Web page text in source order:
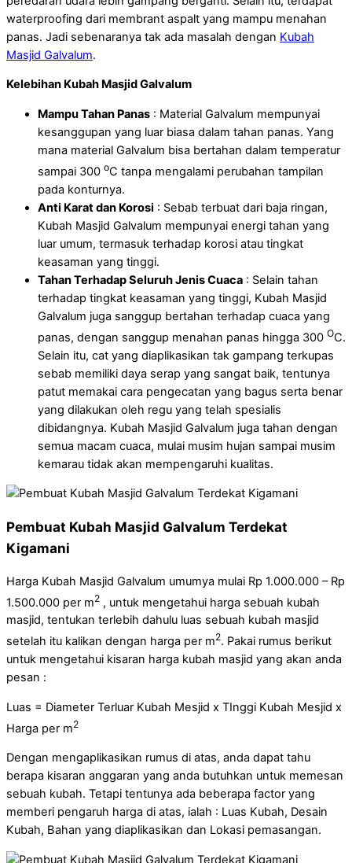
waterproofing dari membrant aspalt yang mampu menahan
panas. Jadi sebenaranya tak ada masalah dengan Kubah
Masjid Galvalum.
Kelebihan Kubah Masjid Galvalum
Mampu Tahan Panas : Material Galvalum mempunyai
kesanggupan yang luar biasa dalam tahan panas. Yang
mana material Galvalum bisa bertahan dalam temperatur
sampai 300 oC tanpa mengalami perubahan tampilan
pada konturnya.
Anti Karat dan Korosi : Sebab terbuat dari baja ringan,
Kubah Masjid Galvalum mempunyai energi tahan yang
luar umum, termasuk terhadap korosi atau tingkat
keasaman yang tinggi.
Tahan Terhadap Seluruh Jenis Cuaca : Selain tahan
terhadap tingkat keasaman yang tinggi, Kubah Masjid
Galvalum juga sanggup bertahan terhadap cuaca yang
panas, dengan sanggup menahan panas hingga 300 OC.
Selain itu, cat yang diaplikasikan tak gampang terkupas
sebab memiliki daya serap yang sangat baik, tentunya
patut memakai cara pengecatan yang bagus serta benar
yang dilakukan oleh regu yang telah spesialis
dibidangnya. Kubah Masjid Galvalum juga tahan dengan
semua macam cuaca, mulai musim hujan sampai musim
kemarau tidak akan mempengaruhi kualitas.
Pembuat Kubah Masjid Galvalum Terdekat
Kigamani
Harga Kubah Masjid Galvalum umumya mulai Rp 1.000.000 – Rp
1.500.000 per m2 , untuk mengetahui harga sebuah kubah
masjid, tentukan terlebih dahulu luas sebuah kubah masjid
setelah itu kalikan dengan harga per m2. Pakai rumus berikut
untuk mengetahui kisaran harga kubah masjid yang akan anda
pesan :
Luas = Diameter Terluar Kubah Mesjid x TInggi Kubah Mesjid x
Harga per m2
Dengan mengaplikasikan rumus di atas, anda dapat tahu
berapa kisaran anggaran yang anda butuhkan untuk memesan
sebuah kubah. Tetapi tentunya ada beberapa factor yang
memberi pengaruh harga di atas, ialah : Luas Kubah, Desain
Kubah, Bahan yang diaplikasikan dan Lokasi pemasangan.